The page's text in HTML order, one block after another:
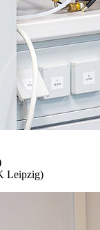
Leipzig)